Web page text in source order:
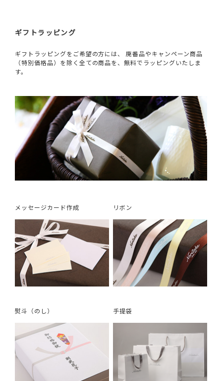
ギフトラッピング
ギフトラッピングをご希望の方には、 廃番品やキャンペーン商品
（特別価格品）を除く全ての商品を、無料でラッピングいたしま
す。
メッセージカード作成 リボン
熨斗（のし） 手提袋